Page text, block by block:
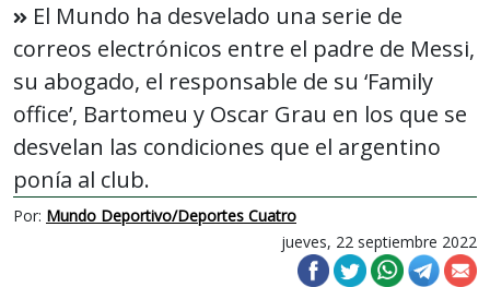
El Mundo ha desvelado una serie de
correos electrónicos entre el padre de Messi,
su abogado, el responsable de su ‘Family
office’, Bartomeu y Oscar Grau en los que se
desvelan las condiciones que el argentino
ponía al club.
Por: Mundo Deportivo/Deportes Cuatro
jueves, 22 septiembre 2022